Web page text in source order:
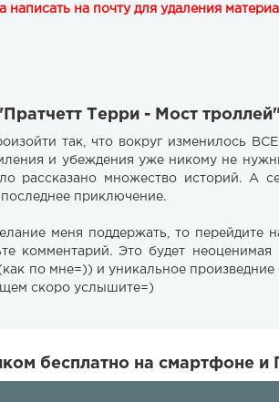
написать на почту для удаления
Терри - Мост троллей"
так, что вокруг изменилось
и убеждения уже никому не
рассказано множество историй. А
приключение.
меня поддержать, то перейдите
комментарий. Это будет неоценимая
по мне=)) и уникальное произведние
скоро услышите=)
бесплатно на смартфоне и